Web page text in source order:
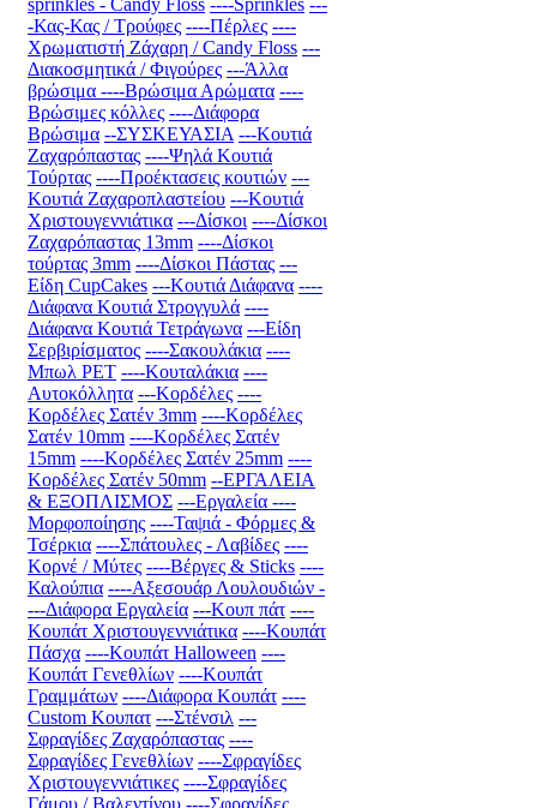
sprinkles - Candy Floss ----Sprinkles ---
-Κας-Κας / Τρούφες ----Πέρλες ----
Χρωματιστή Ζάχαρη / Candy Floss ---
Διακοσμητικά / Φιγούρες ---Άλλα
βρώσιμα ----Βρώσιμα Αρώματα ----
Βρώσιμες κόλλες ----Διάφορα
Βρώσιμα --ΣΥΣΚΕΥΑΣΙΑ ---Κουτιά
Ζαχαρόπαστας ----Ψηλά Κουτιά
Τούρτας ----Προέκτασεις κουτιών ---
Κουτιά Ζαχαροπλαστείου ---Κουτιά
Χριστουγεννιάτικα ---Δίσκοι ----Δίσκοι
Ζαχαρόπαστας 13mm ----Δίσκοι
τούρτας 3mm ----Δίσκοι Πάστας ---
Είδη CupCakes ---Κουτιά Διάφανα ----
Διάφανα Κουτιά Στρογγυλά ----
Διάφανα Κουτιά Τετράγωνα ---Είδη
Σερβιρίσματος ----Σακουλάκια ----
Μπωλ PET ----Κουταλάκια ----
Αυτοκόλλητα ---Κορδέλες ----
Κορδέλες Σατέν 3mm ----Κορδέλες
Σατέν 10mm ----Κορδέλες Σατέν
15mm ----Κορδέλες Σατέν 25mm ----
Κορδέλες Σατέν 50mm --ΕΡΓΑΛΕΙΑ
& ΕΞΟΠΛΙΣΜΟΣ ---Εργαλεία ----
Μορφοποίησης ----Ταψιά - Φόρμες &
Τσέρκια ----Σπάτουλες - Λαβίδες ----
Κορνέ / Μύτες ----Βέργες & Sticks ----
Καλούπια ----Αξεσουάρ Λουλουδιών -
---Διάφορα Εργαλεία ---Κουπ πάτ ----
Κουπάτ Χριστουγεννιάτικα ----Κουπάτ
Πάσχα ----Κουπάτ Halloween ----
Κουπάτ Γενεθλίων ----Κουπάτ
Γραμμάτων ----Διάφορα Κουπάτ ----
Custom Κουπατ ---Στένσιλ ---
Σφραγίδες Ζαχαρόπαστας ----
Σφραγίδες Γενεθλίων ----Σφραγίδες
Χριστουγεννιάτικες ----Σφραγίδες
Γάμου / Βαλεντίνου ----Σφραγίδες